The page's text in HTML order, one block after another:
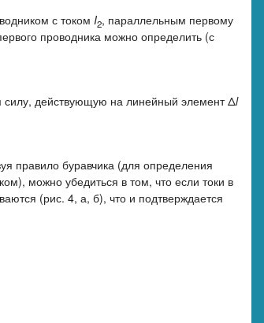
с током I2, параллельным первому
проводника можно определить (с
силу, действующую на линейный элемент Δl
правило буравчика (для определения
можно убедиться в том, что если токи в
(рис. 4, а, б), что и подтверждается